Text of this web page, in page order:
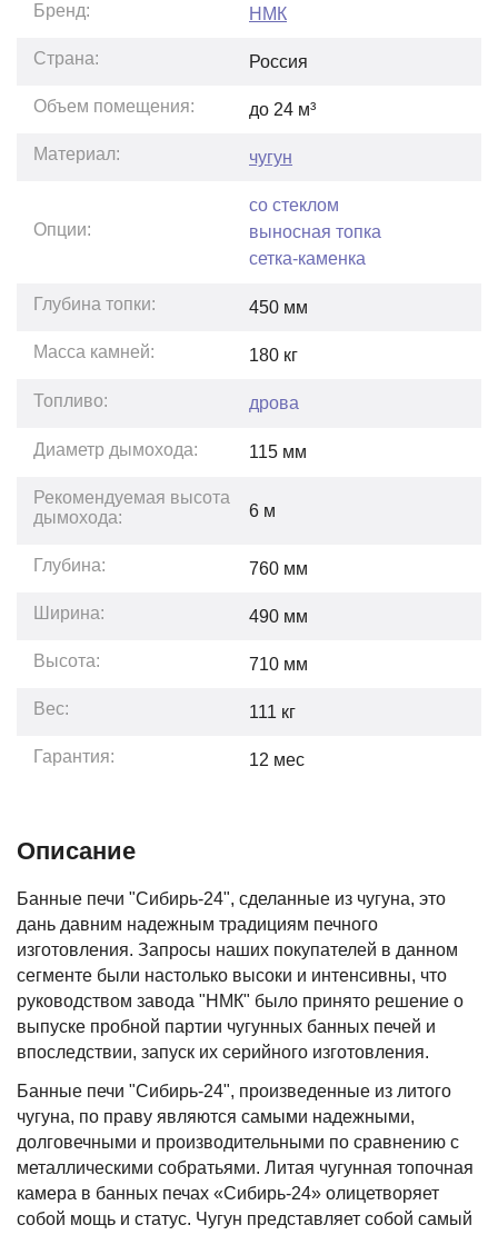
Бренд: НМК
Страна: Россия
Объем помещения: до 24 м³
Материал: чугун
Опции:
со стеклом
выносная топка
сетка-каменка
Глубина топки: 450 мм
Масса камней: 180 кг
Топливо: дрова
Диаметр дымохода: 115 мм
Рекомендуемая высота
дымохода:
6 м
Глубина: 760 мм
Ширина: 490 мм
Высота: 710 мм
Вес: 111 кг
Гарантия: 12 мес
Описание
Банные печи "Сибирь-24", сделанные из чугуна, это
дань давним надежным традициям печного
изготовления. Запросы наших покупателей в данном
сегменте были настолько высоки и интенсивны, что
руководством завода "НМК" было принято решение о
выпуске пробной партии чугунных банных печей и
впоследствии, запуск их серийного изготовления.
Банные печи "Сибирь-24", произведенные из литого
чугуна, по праву являются самыми надежными,
долговечными и производительными по сравнению с
металлическими собратьями. Литая чугунная топочная
камера в банных печах «Сибирь-24» олицетворяет
собой мощь и статус. Чугун представляет собой самый